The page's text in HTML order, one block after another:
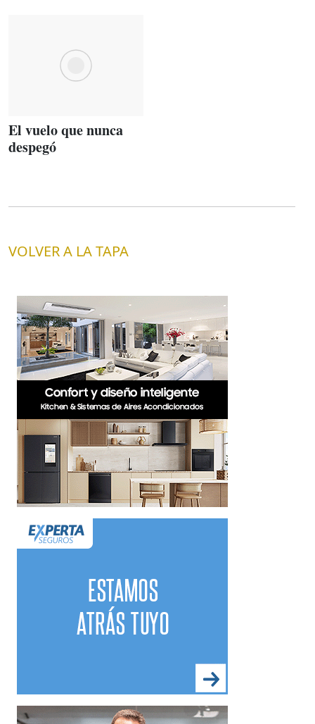
El vuelo que nunca
despegó
VOLVER A LA TAPA